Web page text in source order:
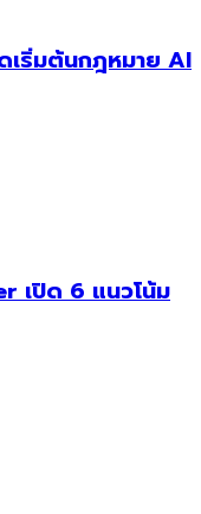
เริ่มต้นกฎหมาย AI
เปิด 6 แนวโน้ม